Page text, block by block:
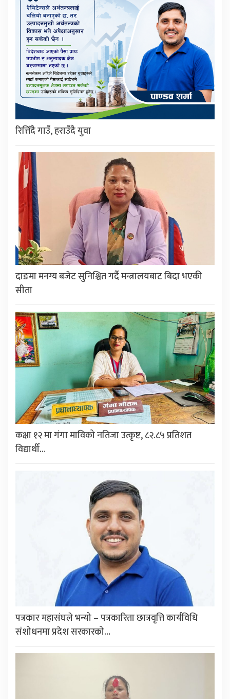
रित्तिँदै गाउँ, हराउँदै युवा
दाङमा मनग्य बजेट सुनिश्चित गर्दै मन्त्रालयबाट बिदा भएकी
सीता
कक्षा १२ मा गंगा माविको नतिजा उत्कृष्ट, ८२.८५ प्रतिशत
विद्यार्थी…
पत्रकार महासंघले भन्यो – पत्रकारिता छात्रवृत्ति कार्यविधि
संशोधनमा प्रदेश सरकारको…